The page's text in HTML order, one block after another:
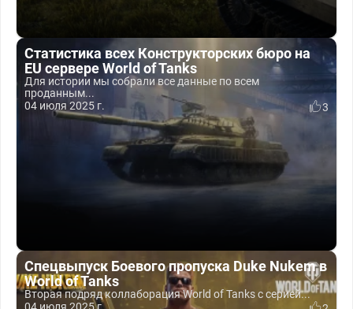
Статистика всех Конструкторских бюро на
EU сервере World of Tanks
Для истории мы собрали все данные по всем
проданным...
04 июля 2025 г.
3
Спецвыпуск Боевого пропуска Duke Nukem в
World of Tanks
Вторая подряд коллаборация World of Tanks с серией...